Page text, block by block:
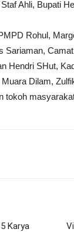
Ahli, Bupati
Rohul,
Sariaman,
Hendri SHut,
Dilam,
tokoh
Karya